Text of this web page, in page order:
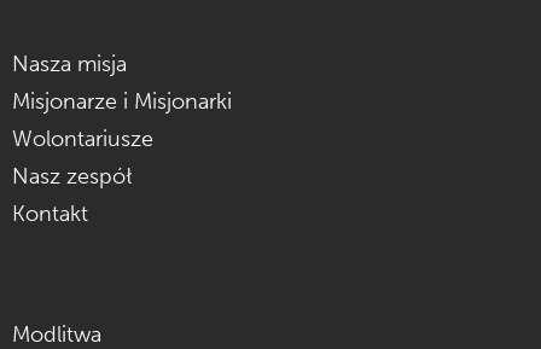
Nasza misja
Misjonarze i Misjonarki
Wolontariusze
Nasz zespół
Kontakt
Modlitwa